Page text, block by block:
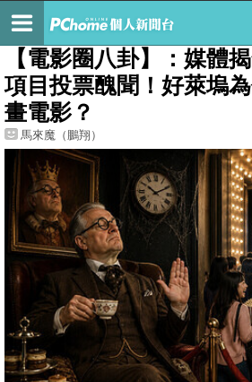
最新文章
【電影圈八卦】：媒體
項目投票醜聞！好萊塢
畫電影？
馬來魔（鵬翔）